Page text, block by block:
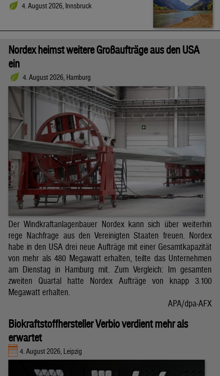
4. August 2026, Innsbruck
Nordex heimst weitere Großaufträge aus den USA
ein
4. August 2026, Hamburg
Der Windkraftanlagenbauer Nordex kann sich über weiterhin
rege Nachfrage aus den Vereinigten Staaten freuen. Nordex
habe in den USA drei neue Aufträge mit einer Gesamtkapazität
von mehr als 480 Megawatt erhalten, teilte das Unternehmen
am Dienstag in Hamburg mit. Zum Vergleich: Im gesamten
zweiten Quartal hatte Nordex Aufträge von knapp 3.100
Megawatt erhalten.
APA/dpa-AFX
Biokraftstoffhersteller Verbio verdient mehr als
erwartet
4. August 2026, Leipzig